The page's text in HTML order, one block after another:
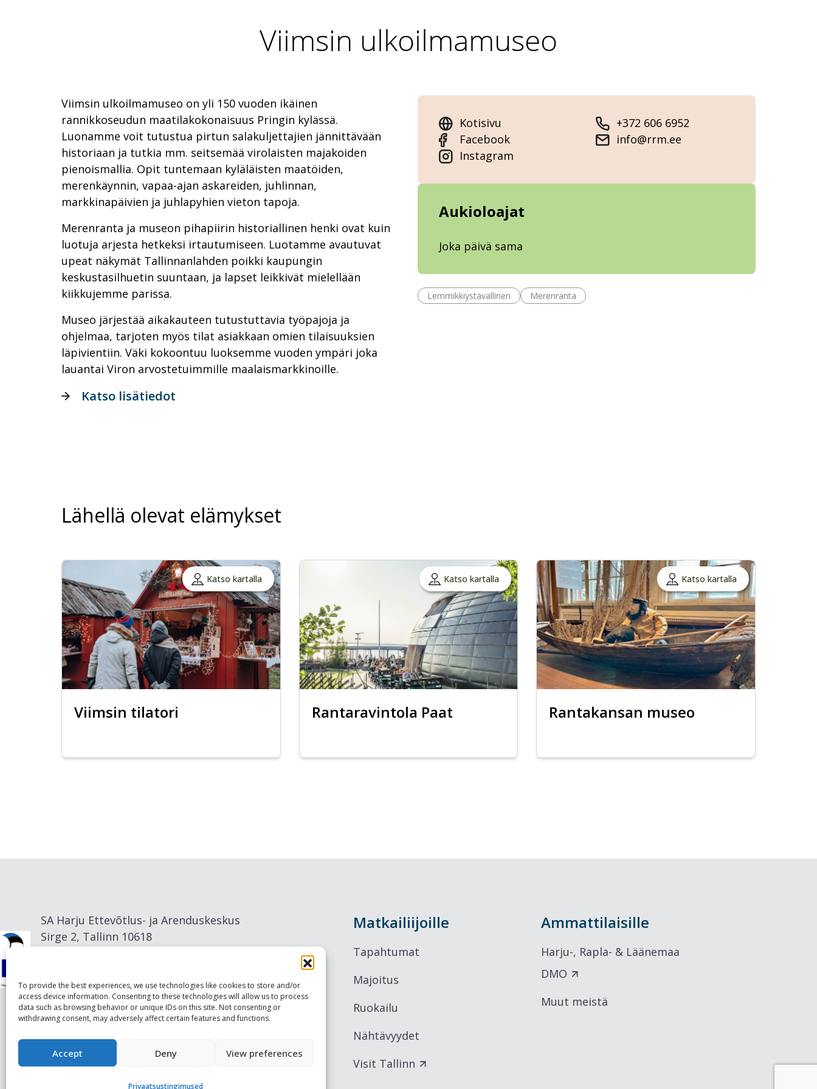
To provide the best experiences, we use technologies like cookies to store and/or
access device information. Consenting to these technologies will allow us to process
data such as browsing behavior or unique IDs on this site. Not consenting or
withdrawing consent, may adversely affect certain features and functions.
Accept Deny View preferences
Privaatsustingimused
Viimsin ulkoilmamuseo
Viimsin ulkoilmamuseo on yli 150 vuoden ikäinen
rannikkoseudun maatilakokonaisuus Pringin kylässä.
Luonamme voit tutustua pirtun salakuljettajien jännittävään
historiaan ja tutkia mm. seitsemää virolaisten majakoiden
pienoismallia. Opit tuntemaan kyläläisten maatöiden,
merenkäynnin, vapaa-ajan askareiden, juhlinnan,
markkinapäivien ja juhlapyhien vieton tapoja.
Merenranta ja museon pihapiirin historiallinen henki ovat kuin
luotuja arjesta hetkeksi irtautumiseen. Luotamme avautuvat
upeat näkymät Tallinnanlahden poikki kaupungin
keskustasilhuetin suuntaan, ja lapset leikkivät mielellään
kiikkujemme parissa.
Museo järjestää aikakauteen tutustuttavia työpajoja ja
ohjelmaa, tarjoten myös tilat asiakkaan omien tilaisuuksien
läpivientiin. Väki kokoontuu luoksemme vuoden ympäri joka
lauantai Viron arvostetuimmille maalaismarkkinoille.
Kotisivu
Facebook
Instagram
+372 606 6952
info@rrm.ee
Aukioloajat
Joka päivä sama
Lemmikkiystävällinen Merenranta
Katso lisätiedot
Lähellä olevat elämykset
Katso kartalla
Viimsin tilatori
Katso kartalla
Rantaravintola Paat
Katso kartalla
Rantakansan museo
SA Harju Ettevõtlus- ja Arenduskeskus
Sirge 2, Tallinn 10618
Matkailiijoille
Tapahtumat
Majoitus
Ruokailu
Nähtävyydet
Visit Tallinn
Ammattilaisille
Harju-, Rapla- & Läänemaa
DMO
Muut meistä